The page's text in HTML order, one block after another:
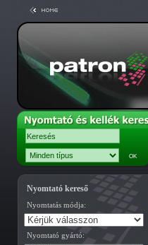
Nyomtató kereső
Nyomtatás módja:
Nyomtató gyártó: